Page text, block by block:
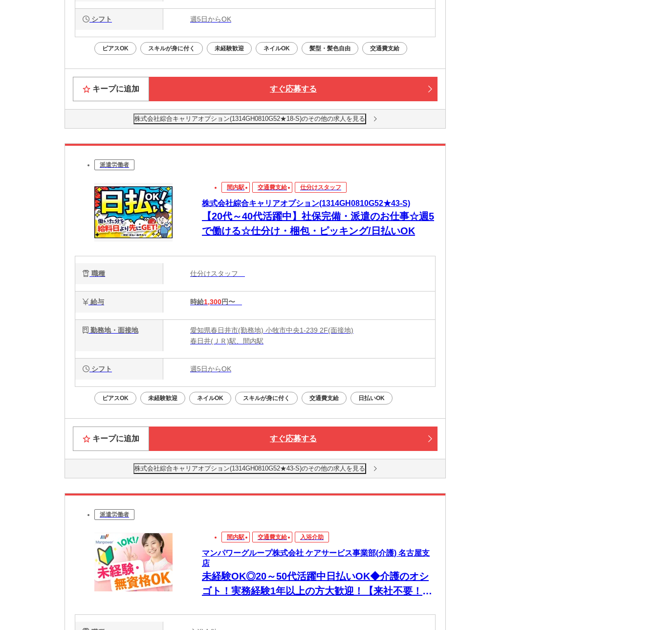
シフト 週5日からOK
ピアスOK スキルが身に付く 未経験歓迎 ネイルOK 髪型・髪色自由 交通費支給
キープに追加 すぐ応募する
株式会社綜合キャリアオプション(1314GH0810G52★18-S)のその他の求人を見る
派遣労働者
間内駅 交通費支給 仕分けスタッフ
株式会社綜合キャリアオプション(1314GH0810G52★43-S)
【20代～40代活躍中】社保完備・派遣のお仕事☆週5
で働ける☆仕分け・梱包・ピッキング/日払いOK
職種 仕分けスタッフ
給与 時給1,300円〜
勤務地・面接地
愛知県春日井市(勤務地) 小牧市中央1-239 2F(面接地)
春日井(ＪＲ)駅、間内駅
シフト 週5日からOK
ピアスOK 未経験歓迎 ネイルOK スキルが身に付く 交通費支給 日払いOK
キープに追加 すぐ応募する
株式会社綜合キャリアオプション(1314GH0810G52★43-S)のその他の求人を見る
派遣労働者
間内駅 交通費支給 入浴介助
マンパワーグループ株式会社 ケアサービス事業部(介護) 名古屋支
店
未経験OK◎20～50代活躍中日払いOK◆介護のオシ
ゴト！実務経験1年以上の方大歓迎！【来社不要！